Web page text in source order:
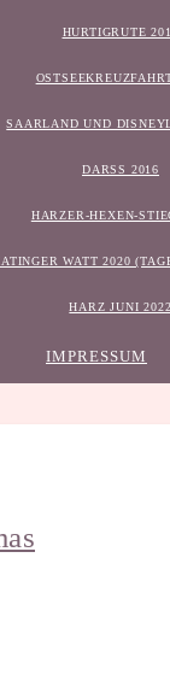
HURTIGRUTE
SAARLAND UND
DARSS 2016
HARZER-HEXEN-
WATT 2020
HARZ JUNI 2022
IMPRESSUM